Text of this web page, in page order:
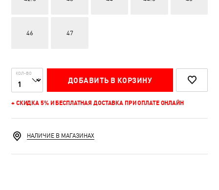
46 47
КОЛ-ВО
ДОБАВИТЬ В КОРЗИНУ
+ СКИДКА 5% И БЕСПЛАТНАЯ ДОСТАВКА ПРИ ОПЛАТЕ ОНЛАЙН
НАЛИЧИЕ В МАГАЗИНАХ